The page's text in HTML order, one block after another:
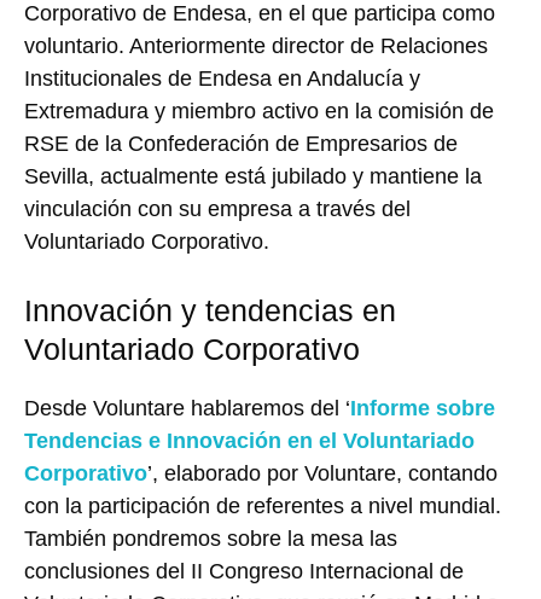
Corporativo de Endesa, en el que participa como
voluntario. Anteriormente director de Relaciones
Institucionales de Endesa en Andalucía y
Extremadura y miembro activo en la comisión de
RSE de la Confederación de Empresarios de
Sevilla, actualmente está jubilado y mantiene la
vinculación con su empresa a través del
Voluntariado Corporativo.
Innovación y tendencias en
Voluntariado Corporativo
Desde Voluntare hablaremos del ‘Informe sobre
Tendencias e Innovación en el Voluntariado
Corporativo’, elaborado por Voluntare, contando
con la participación de referentes a nivel mundial.
También pondremos sobre la mesa las
conclusiones del II Congreso Internacional de